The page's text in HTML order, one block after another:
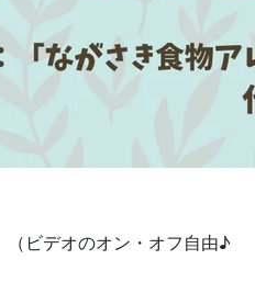
（ビデオのオン・オフ自由♪